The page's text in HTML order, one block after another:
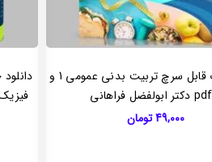
دانلود کتاب قابل سرچ تربیت بدنی عمومی 1 و
49,000تومان